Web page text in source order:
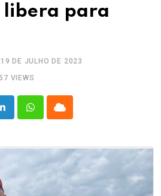
libera para
19 DE JULHO DE 2023
VIEWS
LinkedInWhatsappCloud